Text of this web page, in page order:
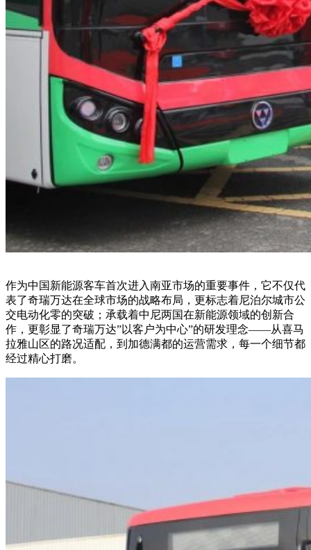
作为中国新能源客车首次进入南亚市场的重要事件，它不仅代
表了奇瑞万达在全球市场的战略布局，更标志着尼泊尔城市公
交电动化零的突破；承载着中尼两国在新能源领域的创新合
作，更彰显了奇瑞万达”以客户为中心”的研发理念——从喜马
拉雅山区的路况适配，到加德满都的运营需求，每一个细节都
经过精心打磨。